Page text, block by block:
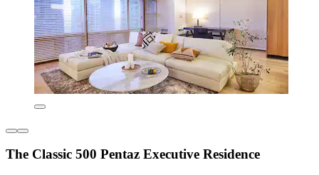
The Classic 500 Pentaz Executive Residence